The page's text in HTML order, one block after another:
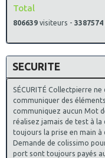
Total
806639 visiteurs - 3387574
SECURITE
SÉCURITÉ Collectpierre
communiquer des
communiquez aucun Mot
réalisez jamais de test à la
toujours la prise en main à
Demande de colissimo
port sont toujours payés